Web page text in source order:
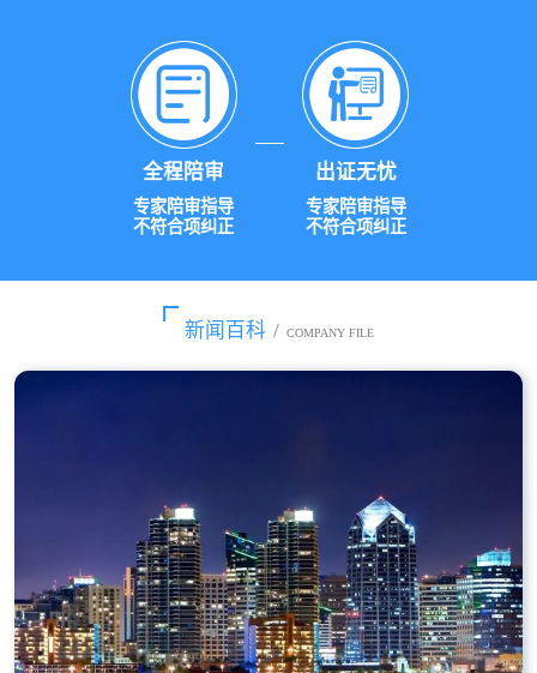
全程陪审
专家陪审指导
不符合项纠正
出证无忧
专家陪审指导
不符合项纠正
新闻百科 / COMPANY FILE